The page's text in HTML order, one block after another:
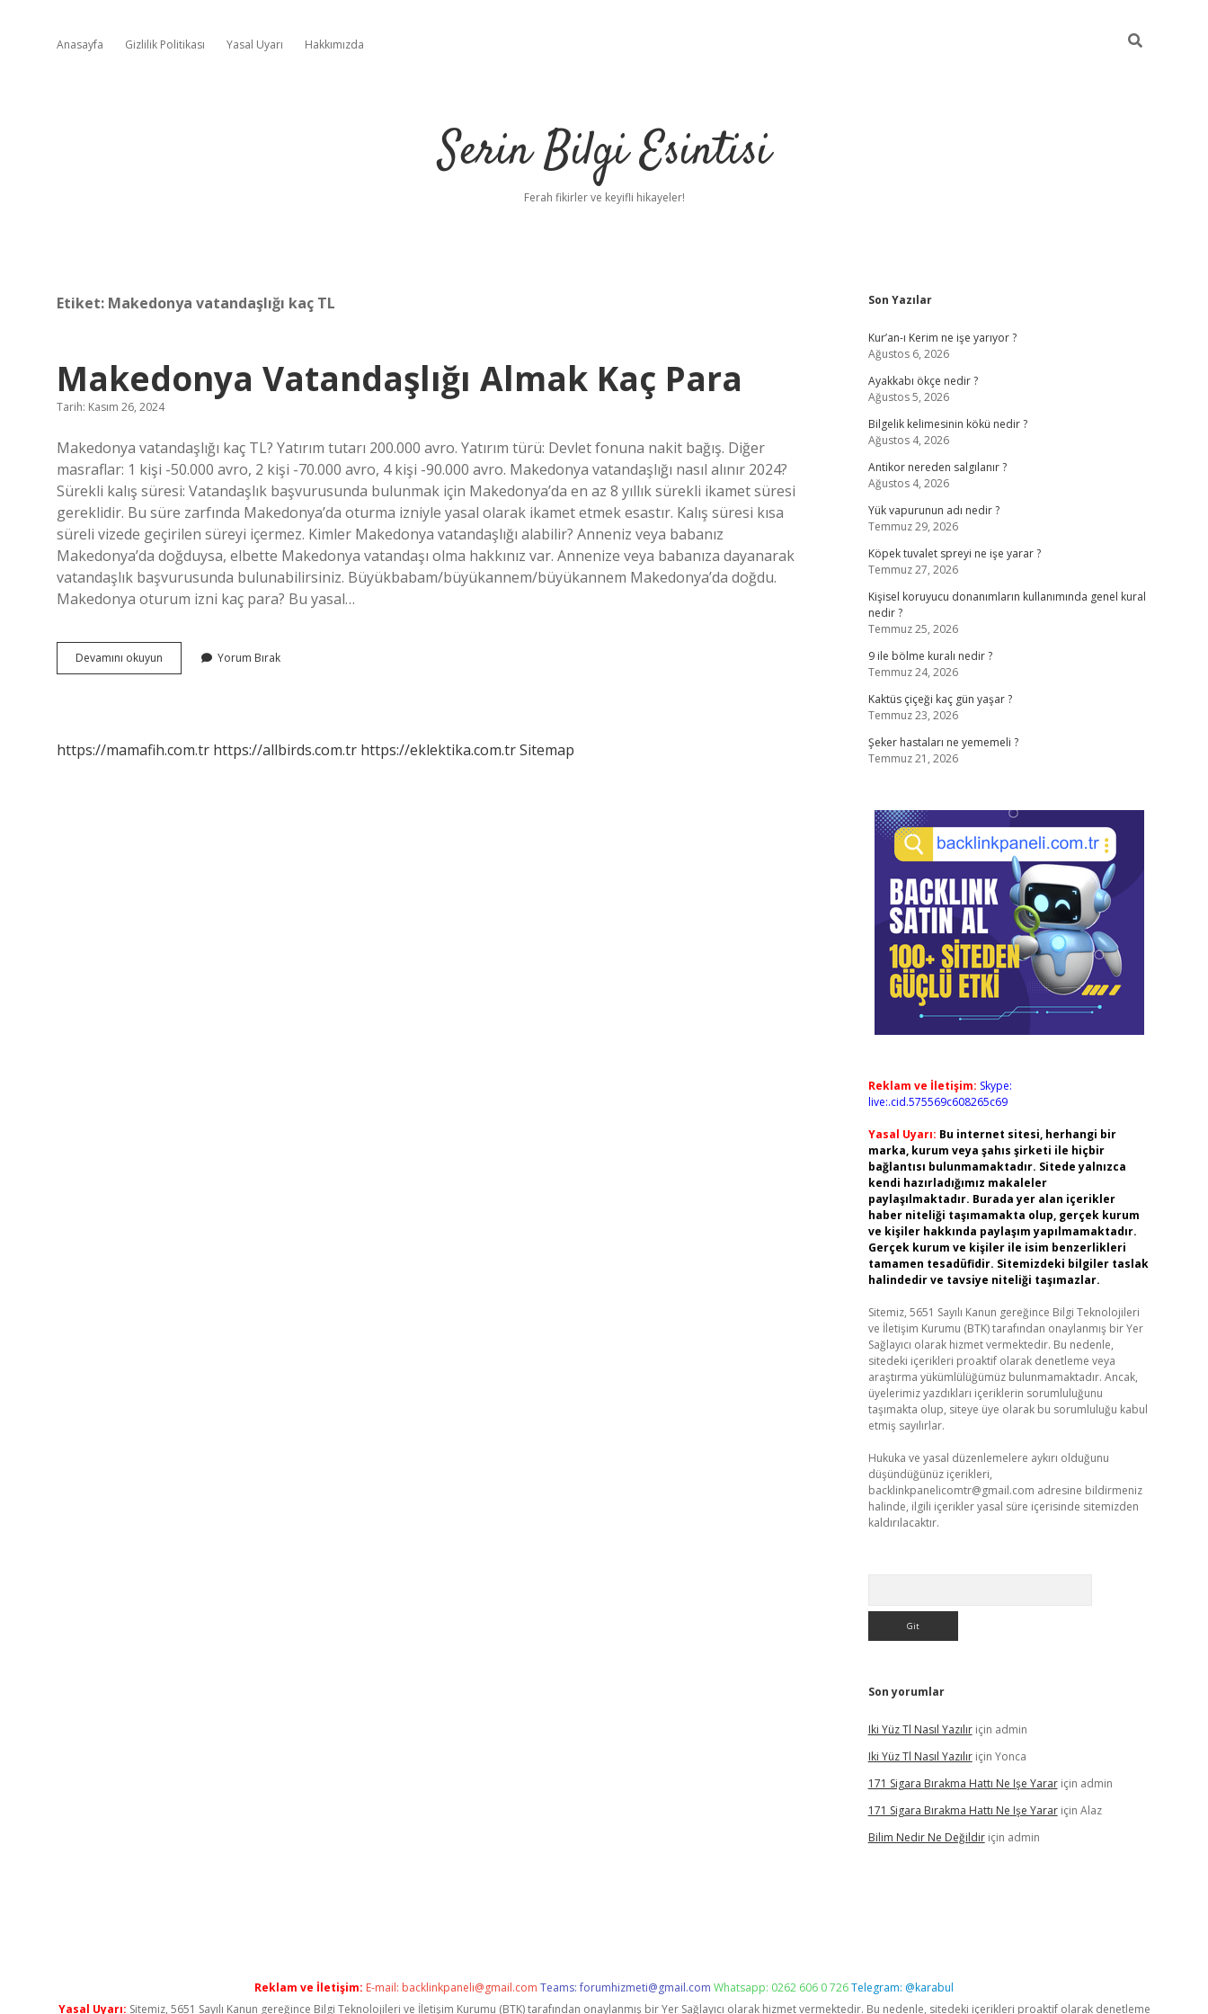
Anasayfa Gizlilik Politikası Yasal Uyarı Hakkımızda
Serin Bilgi Esintisi
Ferah fikirler ve keyifli hikayeler!
Etiket: Makedonya vatandaşlığı kaç TL
Makedonya Vatandaşlığı Almak Kaç Para
Tarih: Kasım 26, 2024
Makedonya vatandaşlığı kaç TL? Yatırım tutarı 200.000 avro. Yatırım türü: Devlet fonuna nakit bağış. Diğer
masraflar: 1 kişi -50.000 avro, 2 kişi -70.000 avro, 4 kişi -90.000 avro. Makedonya vatandaşlığı nasıl alınır 2024?
Sürekli kalış süresi: Vatandaşlık başvurusunda bulunmak için Makedonya’da en az 8 yıllık sürekli ikamet süresi
gereklidir. Bu süre zarfında Makedonya’da oturma izniyle yasal olarak ikamet etmek esastır. Kalış süresi kısa
süreli vizede geçirilen süreyi içermez. Kimler Makedonya vatandaşlığı alabilir? Anneniz veya babanız
Makedonya’da doğduysa, elbette Makedonya vatandaşı olma hakkınız var. Annenize veya babanıza dayanarak
vatandaşlık başvurusunda bulunabilirsiniz. Büyükbabam/büyükannem/büyükannem Makedonya’da doğdu.
Makedonya oturum izni kaç para? Bu yasal…
Devamını okuyun Makedonya
Vatandaşlığı
Yorum Bırak
https://mamafih.com.tr https://allbirds.com.tr https://eklektika.com.trSitemap
Sidebar
Son Yazılar
Kur’an-ı Kerim ne işe yarıyor ?
Ağustos 6, 2026
Ayakkabı ökçe nedir ?
Ağustos 5, 2026
Bilgelik kelimesinin kökü nedir ?
Ağustos 4, 2026
Antikor nereden salgılanır ?
Ağustos 4, 2026
Yük vapurunun adı nedir ?
Temmuz 29, 2026
Köpek tuvalet spreyi ne işe yarar ?
Temmuz 27, 2026
Kişisel koruyucu donanımların kullanımında genel kural
nedir ?
Temmuz 25, 2026
9 ile bölme kuralı nedir ?
Temmuz 24, 2026
Kaktüs çiçeği kaç gün yaşar ?
Temmuz 23, 2026
Şeker hastaları ne yememeli ?
Temmuz 21, 2026
Reklam ve İletişim: Skype:
live:.cid.575569c608265c69
Yasal Uyarı: Bu internet sitesi, herhangi bir
marka, kurum veya şahıs şirketi ile hiçbir
bağlantısı bulunmamaktadır. Sitede yalnızca
kendi hazırladığımız makaleler
paylaşılmaktadır. Burada yer alan içerikler
haber niteliği taşımamakta olup, gerçek kurum
ve kişiler hakkında paylaşım yapılmamaktadır.
Gerçek kurum ve kişiler ile isim benzerlikleri
tamamen tesadüfidir. Sitemizdeki bilgiler taslak
halindedir ve tavsiye niteliği taşımazlar.
Sitemiz, 5651 Sayılı Kanun gereğince Bilgi Teknolojileri
ve İletişim Kurumu (BTK) tarafından onaylanmış bir Yer
Sağlayıcı olarak hizmet vermektedir. Bu nedenle,
sitedeki içerikleri proaktif olarak denetleme veya
araştırma yükümlülüğümüz bulunmamaktadır. Ancak,
üyelerimiz yazdıkları içeriklerin sorumluluğunu
taşımakta olup, siteye üye olarak bu sorumluluğu kabul
etmiş sayılırlar.
Hukuka ve yasal düzenlemelere aykırı olduğunu
düşündüğünüz içerikleri,
backlinkpanelicomtr@gmail.com adresine bildirmeniz
halinde, ilgili içerikler yasal süre içerisinde sitemizden
kaldırılacaktır.
Son yorumlar
Iki Yüz Tl Nasıl Yazılıriçin admin
Iki Yüz Tl Nasıl Yazılıriçin Yonca
171 Sigara Bırakma Hattı Ne Işe Yarariçin admin
171 Sigara Bırakma Hattı Ne Işe Yarariçin Alaz
Bilim Nedir Ne Değildiriçin admin
Reklam ve İletişim: E-mail: backlinkpaneli@gmail.com Teams:forumhizmeti@gmail.com Whatsapp: 0262 606 0 726Telegram: @karabul
Yasal Uyarı: Sitemiz, 5651 Sayılı Kanun gereğince Bilgi Teknolojileri ve İletişim Kurumu (BTK) tarafından onaylanmış bir Yer Sağlayıcı olarak hizmet vermektedir. Bu nedenle, sitedeki içerikleri proaktif olarak denetleme